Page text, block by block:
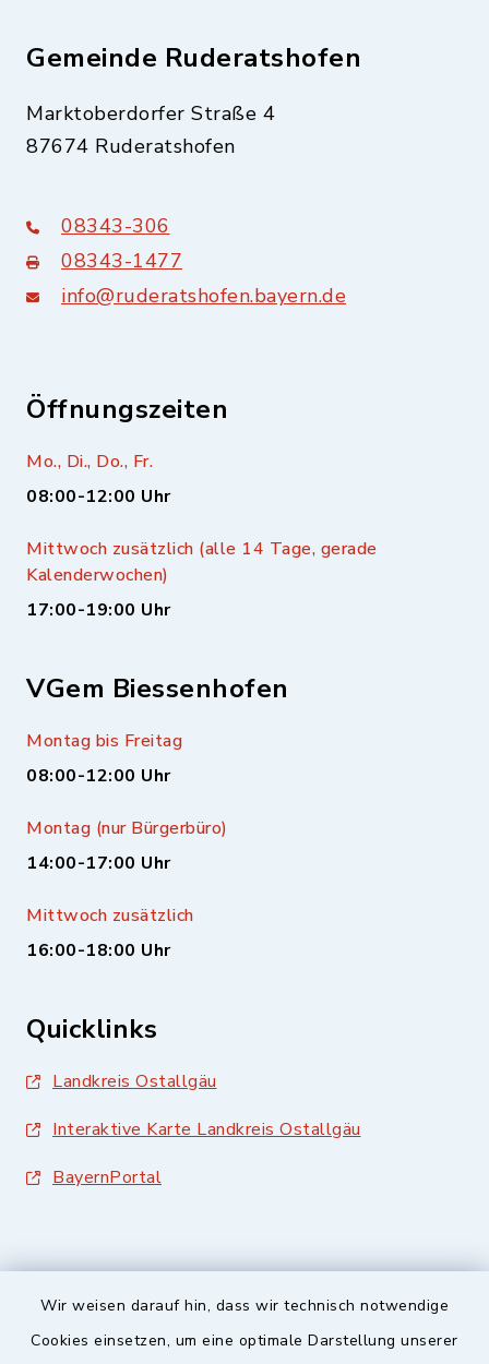
Wir weisen darauf hin, dass wir technisch notwendige
Cookies einsetzen, um eine optimale Darstellung unserer
Gemeinde Ruderatshofen
Marktoberdorfer Straße 4
87674 Ruderatshofen
08343-306
08343-1477
info@ruderatshofen.bayern.de
Öffnungszeiten
Mo., Di., Do., Fr.
08:00-12:00 Uhr
Mittwoch zusätzlich (alle 14 Tage, gerade
Kalenderwochen)
17:00-19:00 Uhr
VGem Biessenhofen
Montag bis Freitag
08:00-12:00 Uhr
Montag (nur Bürgerbüro)
14:00-17:00 Uhr
Mittwoch zusätzlich
16:00-18:00 Uhr
Quicklinks
Landkreis Ostallgäu
Interaktive Karte Landkreis Ostallgäu
BayernPortal
Sicherer Kontakt